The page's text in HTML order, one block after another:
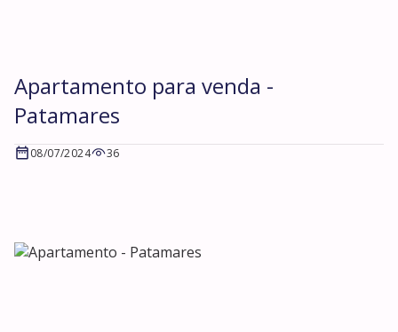
Apartamento para venda -
Patamares
08/07/2024 36